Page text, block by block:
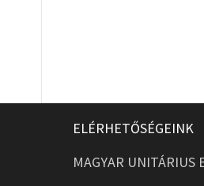
ELÉRHETŐSÉGEINK
MAGYAR UNITÁRIUS